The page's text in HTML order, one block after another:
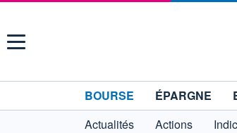
Menu
BOURSE ÉPARGNE
Actualités
Actions